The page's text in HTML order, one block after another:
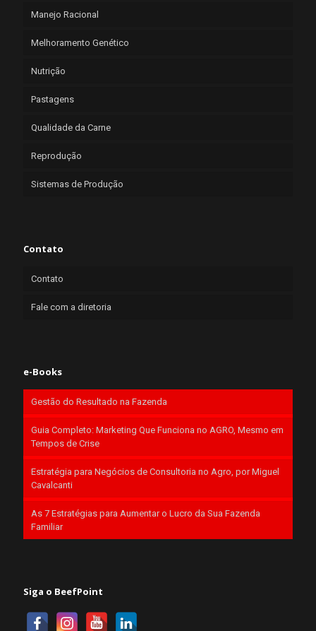
Manejo Racional
Melhoramento Genético
Nutrição
Pastagens
Qualidade da Carne
Reprodução
Sistemas de Produção
Contato
Contato
Fale com a diretoria
e-Books
Gestão do Resultado na Fazenda
Guia Completo: Marketing Que Funciona no AGRO, Mesmo em
Tempos de Crise
Estratégia para Negócios de Consultoria no Agro, por Miguel
Cavalcanti
As 7 Estratégias para Aumentar o Lucro da Sua Fazenda
Familiar
Siga o BeefPoint